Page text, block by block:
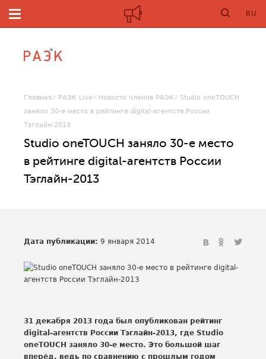
RU
Главная РАЭК Live Новости членов РАЭК
Studio oneTOUCH
заняло 30-е место в рейтинге digital-агентств России
Тэглайн-2013
Studio oneTOUCH заняло 30-е место
в рейтинге digital-агентств России
Тэглайн-2013
Дата публикации: 9 января 2014
31 декабря 2013 года был опубликован рейтинг
digital-агентств России Тэглайн-2013, где Studio
oneTOUCH заняло 30-е место. Это большой шаг
вперёд, ведь по сравнению с прошлым годом